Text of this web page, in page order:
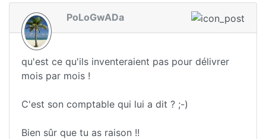
PoLoGwADa
qu'est ce qu'ils inventeraient pas pour délivrer
mois par mois !
C'est son comptable qui lui a dit ? ;-)
Bien sûr que tu as raison !!